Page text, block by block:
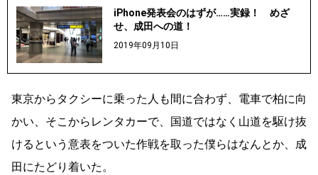
iPhone発表会のはずが……実録！ めざ
せ、成田への道！
2019年09月10日
東京からタクシーに乗った人も間に合わず、電車で柏に向
かい、そこからレンタカーで、国道ではなく山道を駆け抜
けるという意表をついた作戦を取った僕らはなんとか、成
田にたどり着いた。